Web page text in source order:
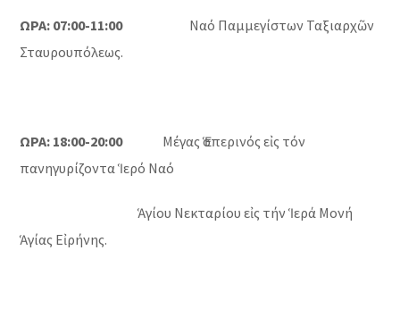
ΩΡΑ: 07:00-11:00 Ναό Παμμεγίστων Ταξιαρχῶν
Σταυρουπόλεως.
ΩΡΑ: 18:00-20:00
Μέγας Ἑσπερινός εἰς τόν
πανηγυρίζοντα Ἱερό Ναό
Ἁγίου Νεκταρίου εἰς τήν Ἱερά Μονή
Ἁγίας Εἰρήνης.